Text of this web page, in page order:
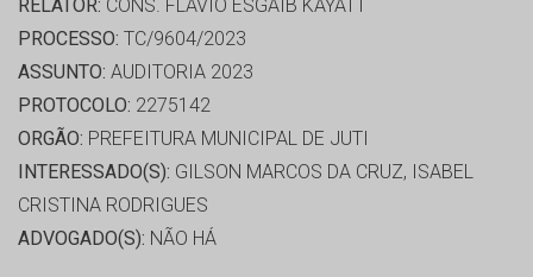
RELATOR: CONS. FLAVIO ESGAIB KAYATT
PROCESSO: TC/9604/2023
ASSUNTO: AUDITORIA 2023
PROTOCOLO: 2275142
ORGÃO: PREFEITURA MUNICIPAL DE JUTI
INTERESSADO(S): GILSON MARCOS DA CRUZ, ISABEL
CRISTINA RODRIGUES
ADVOGADO(S): NÃO HÁ